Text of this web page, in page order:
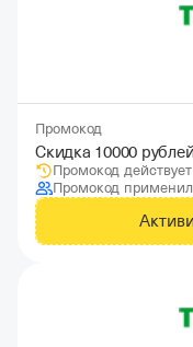
Промокод
Скидка 10000
Промокод
Промокод